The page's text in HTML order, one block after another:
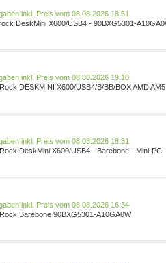
Preis vom 08.08.2026 18:51
DeskMini X600/USB4 - 90BXG5301-
Preis vom 08.08.2026 19:10
DESKMINI X600/USB4/B/BB/BOX AMD AM5
Preis vom 08.08.2026 18:31
DeskMini X600/USB4 - Barebone - Mini-PC -
Preis vom 08.08.2026 16:34
Barebone 90BXG5301-A10GA0W